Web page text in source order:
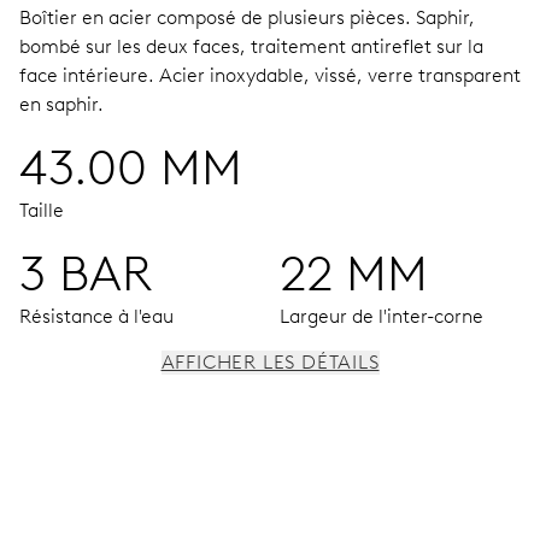
Boîtier en acier composé de plusieurs pièces. Saphir,
bombé sur les deux faces, traitement antireflet sur la
face intérieure. Acier inoxydable, vissé, verre transparent
en saphir.
43.00 MM
Taille
3 BAR
Résistance à l'eau
22 MM
Largeur de l'inter-corne
AFFICHER LES DÉTAILS